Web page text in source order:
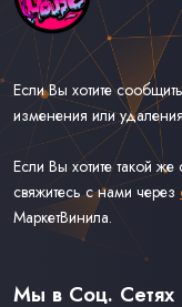
Если Вы хотите
изменения или
Если Вы хотите такой
свяжитесь с нами через
МаркетВинила.
Каталог Музыки на
Доставка и Оплата
Мы в Соц. Сетях